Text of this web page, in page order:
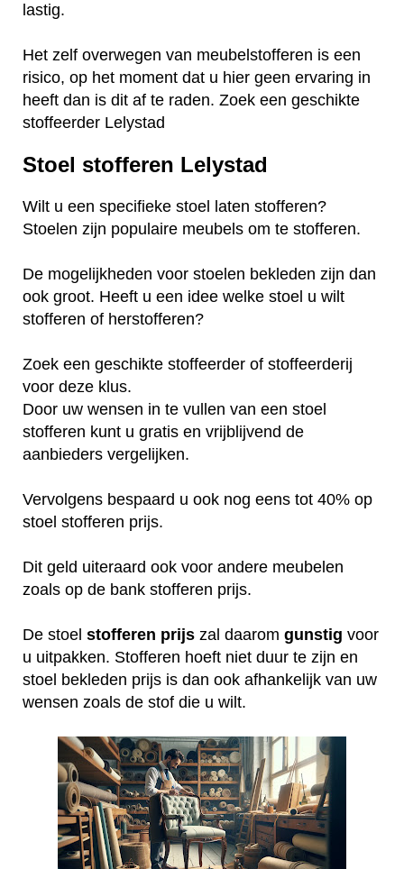
lastig.
Het zelf overwegen van meubelstofferen is een
risico, op het moment dat u hier geen ervaring in
heeft dan is dit af te raden. Zoek een geschikte
stoffeerder Lelystad
Stoel stofferen Lelystad
Wilt u een specifieke stoel laten stofferen?
Stoelen zijn populaire meubels om te stofferen.
De mogelijkheden voor stoelen bekleden zijn dan
ook groot. Heeft u een idee welke stoel u wilt
stofferen of herstofferen?
Zoek een geschikte stoffeerder of stoffeerderij
voor deze klus.
Door uw wensen in te vullen van een stoel
stofferen kunt u gratis en vrijblijvend de
aanbieders vergelijken.
Vervolgens bespaard u ook nog eens tot 40% op
stoel stofferen prijs.
Dit geld uiteraard ook voor andere meubelen
zoals op de bank stofferen prijs.
De stoel stofferen prijs zal daarom gunstig voor
u uitpakken. Stofferen hoeft niet duur te zijn en
stoel bekleden prijs is dan ook afhankelijk van uw
wensen zoals de stof die u wilt.